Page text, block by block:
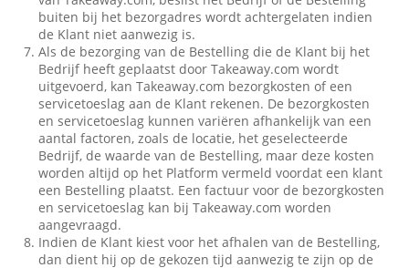
buiten bij het bezorgadres wordt achtergelaten indien
de Klant niet aanwezig is.
Als de bezorging van de Bestelling die de Klant bij het
Bedrijf heeft geplaatst door Takeaway.com wordt
uitgevoerd, kan Takeaway.com bezorgkosten of een
servicetoeslag aan de Klant rekenen. De bezorgkosten
en servicetoeslag kunnen variëren afhankelijk van een
aantal factoren, zoals de locatie, het geselecteerde
Bedrijf, de waarde van de Bestelling, maar deze kosten
worden altijd op het Platform vermeld voordat een klant
een Bestelling plaatst. Een factuur voor de bezorgkosten
en servicetoeslag kan bij Takeaway.com worden
aangevraagd.
Indien de Klant kiest voor het afhalen van de Bestelling,
dan dient hij op de gekozen tijd aanwezig te zijn op de